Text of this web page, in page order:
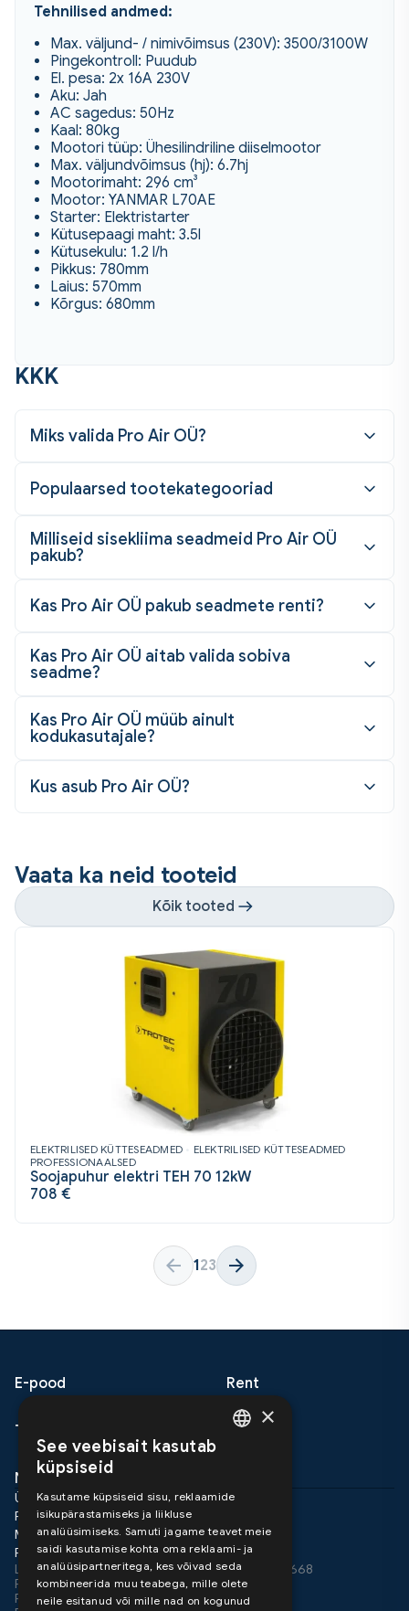
Tehnilised andmed:
Max. väljund- / nimivõimsus (230V): 3500/3100W
Pingekontroll: Puudub
El. pesa: 2x 16A 230V
Aku: Jah
AC sagedus: 50Hz
Kaal: 80kg
Mootori tüüp: Ühesilindriline diiselmootor
Max. väljundvõimsus (hj): 6.7hj
Mootorimaht: 296 cm³
Mootor: YANMAR L70AE
Starter: Elektristarter
Kütusepaagi maht: 3.5l
Kütusekulu: 1.2 l/h
Pikkus: 780mm
Laius: 570mm
Kõrgus: 680mm
KKK
Miks valida Pro Air OÜ?
Populaarsed tootekategooriad
Milliseid sisekliima seadmeid Pro Air OÜ
pakub?
Kas Pro Air OÜ pakub seadmete renti?
Kas Pro Air OÜ aitab valida sobiva
seadme?
Kas Pro Air OÜ müüb ainult
kodukasutajale?
Kus asub Pro Air OÜ?
Vaata ka neid tooteid
Kõik tooted
ELEKTRILISED KÜTTESEADMED
ELEKTRILISED KÜTTESEADMED
PROFESSIONAALSED
Soojapuhur elektri TEH 70 12kW
708 €
123
E-pood Rent
Teenused Meist
Nõuanded
Üldtingimused
Pretensioonid ja garantii
Müügitingimused
Privaatsus poliitika
LHV SWIFT LHVBEE22 IBAN EE517700771002591668
ProAir 2026
ProAir OÜ
×
See veebisait kasutab
küpsiseid
Kasutame küpsiseid sisu, reklaamide
isikupärastamiseks ja liikluse
analüüsimiseks. Samuti jagame teavet meie
saidi kasutamise kohta oma reklaami- ja
analüüsipartneritega, kes võivad seda
kombineerida muu teabega, mille olete
neile esitanud või mille nad on kogunud